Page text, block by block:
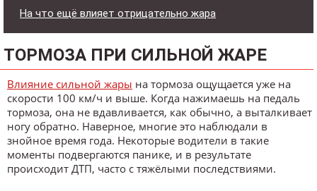
На что ещё влияет отрицательно жара
ТОРМОЗА ПРИ СИЛЬНОЙ ЖАРЕ
Влияние сильной жары на тормоза ощущается уже на
скорости 100 км/ч и выше. Когда нажимаешь на педаль
тормоза, она не вдавливается, как обычно, а выталкивает
ногу обратно. Наверное, многие это наблюдали в
знойное время года. Некоторые водители в такие
моменты подвергаются панике, и в результате
происходит ДТП, часто с тяжёлыми последствиями.